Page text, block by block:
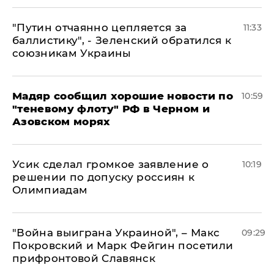
"Путин отчаянно цепляется за
баллистику", - Зеленский обратился к
союзникам Украины
11:33
Мадяр сообщил хорошие новости по
"теневому флоту" РФ в Черном и
Азовском морях
10:59
Усик сделал громкое заявление о
решении по допуску россиян к
Олимпиадам
10:19
"Война выиграна Украиной", – Макс
Покровский и Марк Фейгин посетили
прифронтовой Славянск
09:29